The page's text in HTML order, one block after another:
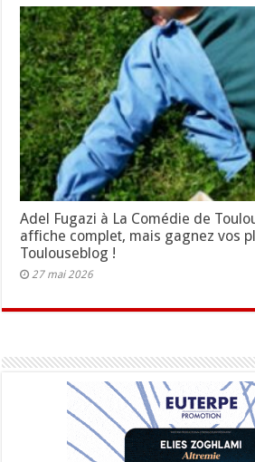
Adel Fugazi à La Comédie de
affiche complet, mais gagnez vos
Toulouseblog !
27 mai 2026